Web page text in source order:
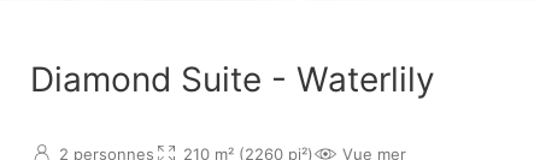
Diamond Suite - Waterlily
2 personnes 210 m² (2260 pi²) Vue mer